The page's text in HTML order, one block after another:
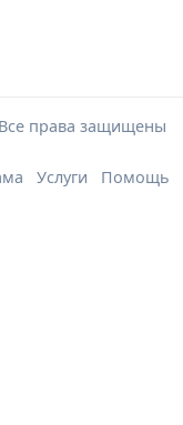
права защищены
Услуги Помощь